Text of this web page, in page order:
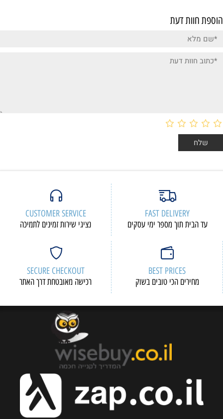
הוספת חוות דעת
FAST DELIVERY
עד הבית תוך מספר ימי עסקים
CUSTOMER SERVICE
נציגי שירות זמינים לתמיכה
BEST PRICES
מחירים הכי טובים בשוק
SECURE CHECKOUT
רכישה מאובטחת דרך האתר